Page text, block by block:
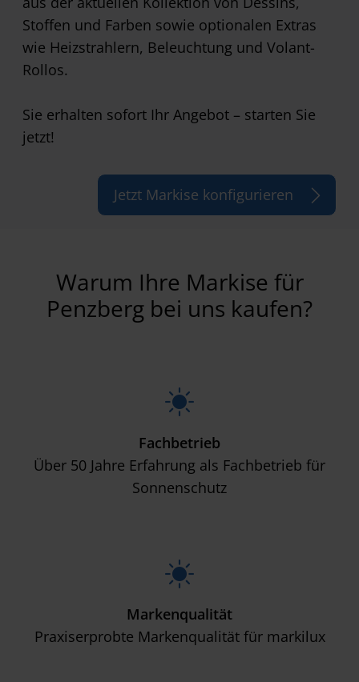
Stoffen und Farben sowie optionalen Extras
wie Heizstrahlern, Beleuchtung und Volant-
Rollos.
Sie erhalten sofort Ihr Angebot – starten Sie
jetzt!
Jetzt Markise konfigurieren
Warum Ihre Markise für
Penzberg bei uns kaufen?
Fachbetrieb
Über 50 Jahre Erfahrung als Fachbetrieb für
Sonnenschutz
Markenqualität
Praxiserprobte Markenqualität für markilux